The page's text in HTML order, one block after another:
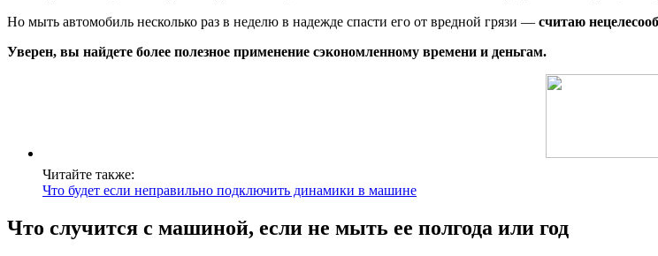
Но мыть автомобиль несколько раз в неделю в надежде спасти его от вредной грязи — считаю
Уверен, вы найдете более полезное применение сэкономленному времени и деньгам.
Читайте также:
Что будет если неправильно подключить динамики в машине
Что случится с машиной, если не мыть ее полгода или год